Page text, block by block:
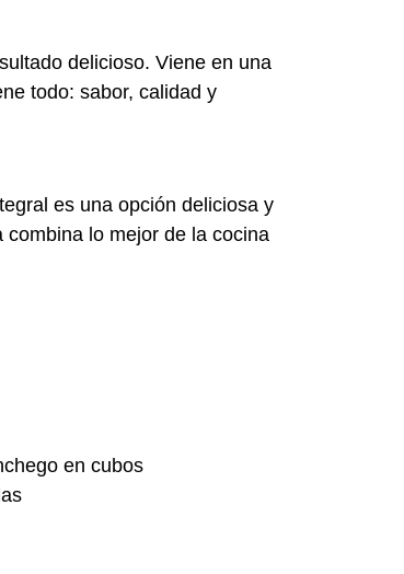
delicioso. Viene en una
todo: sabor, calidad y
es una opción deliciosa y
lo mejor de la cocina
en cubos